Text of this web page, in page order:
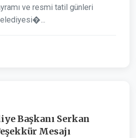
ve resmi tatil günleri
Başkanı Serkan
Mesajı